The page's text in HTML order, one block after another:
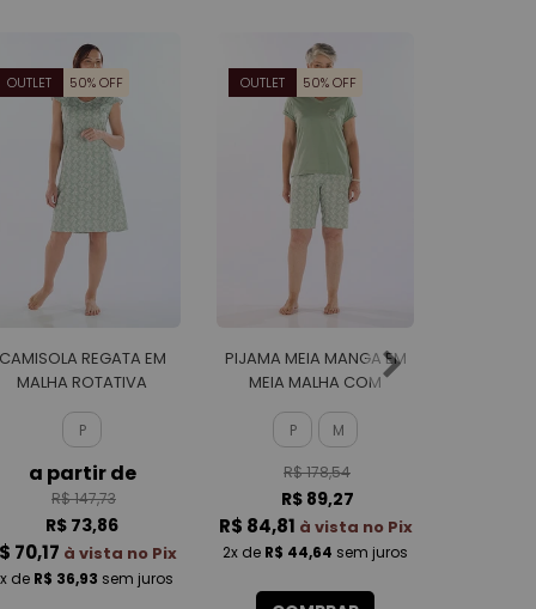
OUTLET 50% OFF
CAMISOLA REGATA EM
MALHA ROTATIVA
P
a partir de
R$ 147,73
R$ 73,86
70,17 à vista no Pix
de R$ 36,93 sem juros
OUTLET 50% OFF
PIJAMA MEIA MANGA EM
MEIA MALHA COM
ROTATIVA FEMININO
P M
R$ 178,54
R$ 89,27
R$ 84,81 à vista no Pix
2x de R$ 44,64 sem juros